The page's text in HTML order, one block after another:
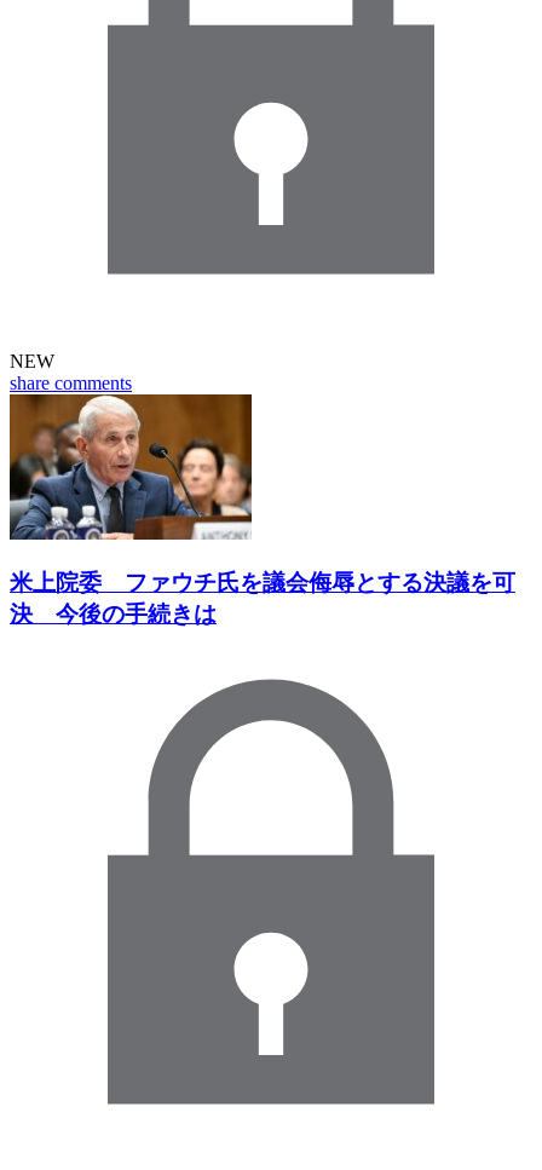
NEW
share comments
米上院委 ファウチ氏を議会侮辱とする決議を可
決 今後の手続きは